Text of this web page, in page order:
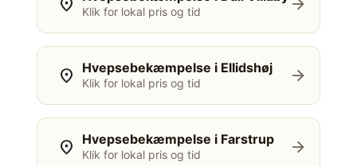
Klik for lokal pris og tid
location_on Hvepsebekæmpelse i Ellidshøj
Klik for lokal pris og tid arrow_forward
location_on Hvepsebekæmpelse i Farstrup
Klik for lokal pris og tid arrow_forward